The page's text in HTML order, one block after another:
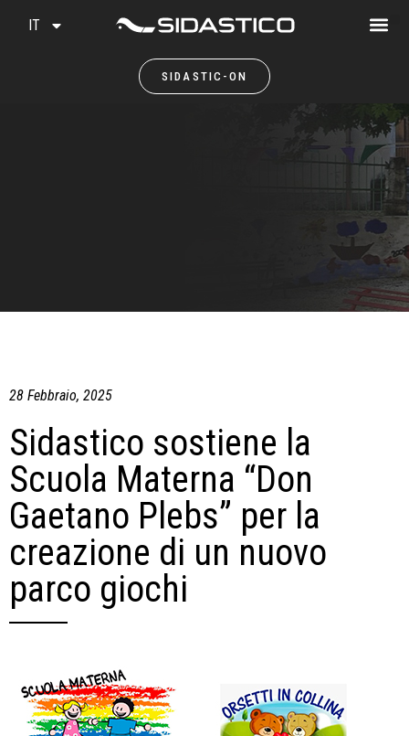
SIDASTIC-ON
IT
28 Febbraio, 2025
Sidastico sostiene la
Scuola Materna “Don
Gaetano Plebs” per la
creazione di un nuovo
parco giochi